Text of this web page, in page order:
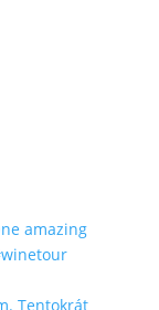
Tentokrát